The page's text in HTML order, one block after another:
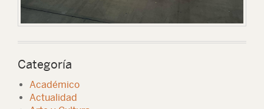
Categoría
Académico
Actualidad